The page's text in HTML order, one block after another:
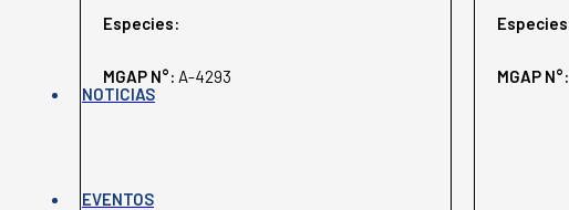
NOTICIAS
EVENTOS
Especies:
MGAP N°: A-4293 MGAP N°: